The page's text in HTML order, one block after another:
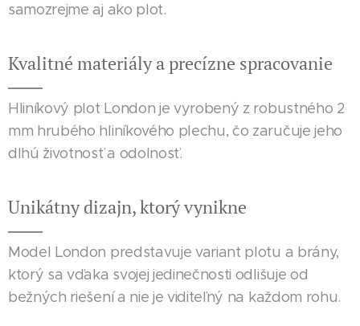
samozrejme aj ako plot.
Kvalitné materiály a precízne spracovanie
Hliníkový plot London je vyrobený z robustného 2
mm hrubého hliníkového plechu, čo zaručuje jeho
dlhú životnosť a odolnosť.
Unikátny dizajn, ktorý vynikne
Model London predstavuje variant plotu a brány,
ktorý sa vďaka svojej jedinečnosti odlišuje od
bežných riešení a nie je viditeľný na každom rohu.